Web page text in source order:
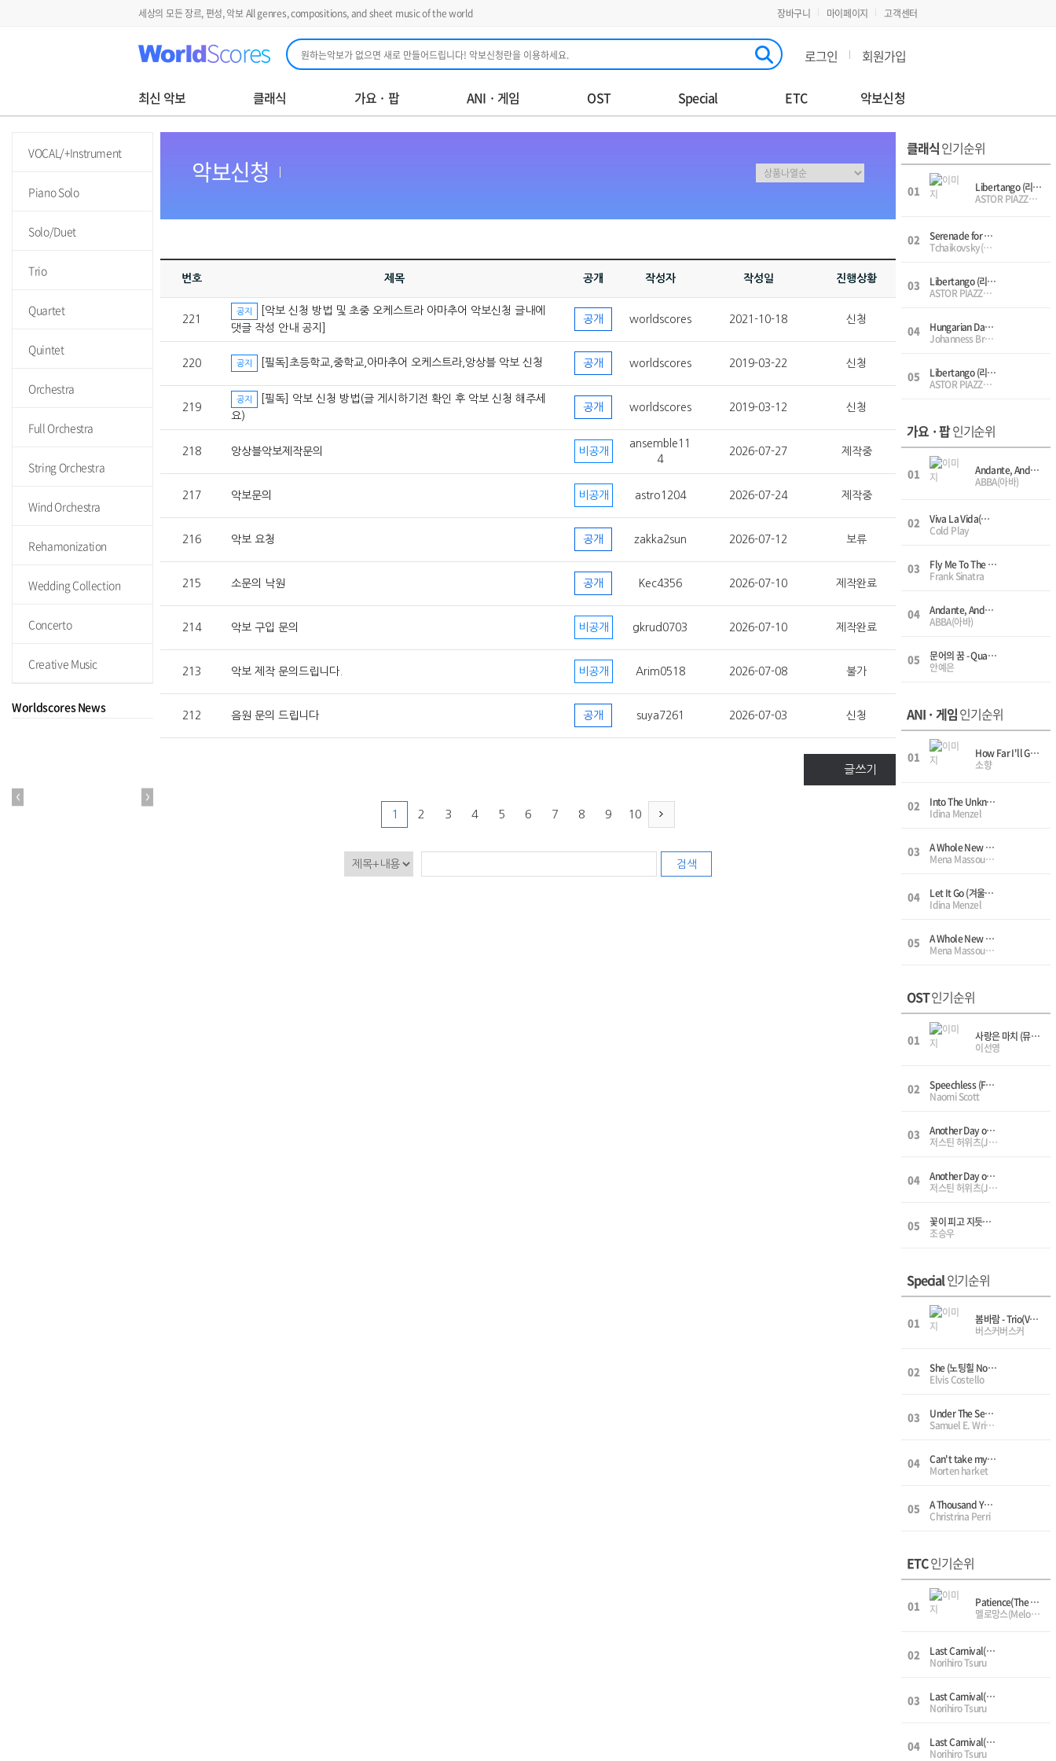
세상의 모든 장르, 편성, 악보 All genres, compositions, and sheet music of the world 장바구니 마이페이지 고객센터
로그인 회원가입
최신 악보 클래식 가요 · 팝 ANI · 게임 OST Special ETC 악보신청
악보신청
번호 제목 공개 작성자 작성일 진행상황
221
공지
[악보 신청 방법 및 초중 오케스트라 아마추어 악보신청 글내에
댓글 작성 안내 공지]
공개 worldscores 2021-10-18 신청
220 공지 [필독]초등학교,중학교,아마추어 오케스트라,앙상블 악보 신청 공개 worldscores 2019-03-22 신청
219
공지
[필독] 악보 신청 방법(글 게시하기전 확인 후 악보 신청 해주세
요)
공개 worldscores 2019-03-12 신청
218 앙상블악보제작문의 비공개
ansemble11
4
2026-07-27 제작중
217 악보문의 비공개 astro1204 2026-07-24 제작중
216 악보 요청 공개 zakka2sun 2026-07-12 보류
215 소문의 낙원 공개 Kec4356 2026-07-10 제작완료
214 악보 구입 문의 비공개 gkrud0703 2026-07-10 제작완료
213 악보 제작 문의드립니다. 비공개 Arim0518 2026-07-08 불가
212 음원 문의 드립니다 공개 suya7261 2026-07-03 신청
글쓰기
1 2 3 4 5 6 7 8 9 10
검색
VOCAL/+Instrument
Piano Solo
Solo/Duet
Trio
Quartet
Quintet
Orchestra
Full Orchestra
String Orchestra
Wind Orchestra
Rehamonization
Wedding Collection
Concerto
Creative Music
Worldscores News
클래식인기순위
01
Libertango (리베르 탱고) - Trio(Vn,Vc,Pf), 3중주(바이올린,첼로,피아노)
ASTOR PIAZZOLLA(아스토르 피아졸라)
02
Serenade for Strings OP.48 II Waltz(왈츠) - String Orchestra(Vn, Vn, Va, Vc, Db)
Tchaikovsky(차이코프스키)
03
Libertango (리베르 탱고) - Solo(Vc,Pf), 솔로(첼로,피아노)
ASTOR PIAZZOLLA(아스토르 피아졸라)
04
Hungarian Dance No.5(헝가리 무곡 5번) - Solo(Vn,Pf), 솔로(바이올린,피아노)
Johanness Brahms(요하네스 브람스)
05
Libertango (리베르 탱고) - Solo(Vn,Pf), 솔로(바이올린,피아노)
ASTOR PIAZZOLLA(아스토르 피아졸라)
가요 · 팝인기순위
01
Andante, Andante(안단테) - Solo(Vn,Vc,Pf)
ABBA(아바)
02
Viva La Vida(비바라비다) - Quartet(Vn,Vn,Va,Vc), 현악4중주(바이올린 1,2, 비올라, 첼로)
Cold Play
03
Fly Me To The Moon - Trio(Vn,Vc,Pf), 3중주(바이올린,첼로,피아노)
Frank Sinatra
04
Andante, Andante(안단테) - Solo(Vn,Pf)
ABBA(아바)
05
문어의 꿈 - Quartet(Vn,Vn,Va,Vc), 현악4중주(바이올린1,2,비올라,첼로)
안예은
ANI · 게임인기순위
01
How Far I'll Go(언젠가 떠날거야 - 모아나 OST, 디즈니OST(Disney OST)) - Women's 3Chorus (여성3부합창 - 소프라노,메조소프라노,알토)
소향
02
Into The Unknown(숨겨진 세상), (겨울왕국2 OST(Frozen 2), 디즈니OST(Disney OST)) - Solo(Vocal,Pf) 솔로(보컬,피아노)
Idina Menzel
03
A Whole New World (Aladdin OST 알라딘 OST, 디즈니OST(Disney OST)) - Solo(Vn,Pf), 솔로(바이올린,피아노)
Mena Massoud, Naomi Scott
04
Let It Go (겨울왕국 OST) - Trio(Vn,Vc,Pf), 3중주(바이올린,첼로,피아노)
Idina Menzel
05
A Whole New World (Aladdin OST 알라딘 OST, 디즈니OST(Disney OST)) - Trio(Vn,Vc,Pf), 3중주(바이올린,첼로,피아노)
Mena Massoud, Naomi Scott
OST인기순위
01
사랑은 마치 (뮤지컬 - Solo(Vocal,Piano), 솔로(보컬,피아노)
이선영
02
Speechless (Full) (Aladdin OST 알라딘 OST, 디즈니OST(Disney OST)) - Solo(Vn,Pf), 솔로(바이올린,피아노)
Naomi Scott
03
Another Day of Sun(라라랜드 OST) - Trio(Vn,Vc,Pf)
저스틴 허위츠(Justin Hurwitz)
04
Another Day of Sun(라라랜드 OST) - Quartet(Vn,Vn,Va,Vc)
저스틴 허위츠(Justin Hurwitz)
05
꽃이 피고 지듯이 (사도 OST) - Solo(Vn,Pf), 솔로(바이올린,피아노)
조승우
Special인기순위
01
봄바람 - Trio(Vn,Vc,Pf), 3중주(바이올린,첼로,피아노)
버스커버스커
02
She (노팅힐 Notting Hill - OST) - Trio(Vn,Vc,Pf), 3중주(바이올린,첼로,피아노), 웨딩컬렉션(신부입장)
Elvis Costello
03
Under The Sea(인어공주 OST, The Little Mermaid 디즈니OST(DIsney OST)) - String Orchestra(Vn, Vn, Va, Vc, Db), 현악오케스트라(바이올린1,2,비올라,첼로,더블베이스)
Samuel E. Wright
04
Can't take my eyes off you - String Orchestra(Vn, Vn, Va, Vc ,Db), 현악오케스트라(바이올린1,2,비올라,첼로,더블베이스)
Morten harket
05
A Thousand Years (Twilight Breaking Dawn OST, 트와일라잇 브레이킹던 OST) - Trio(Vn,Vc,Pf), 3중주(바이올린,첼로,피아노)
Christrina Perri
ETC인기순위
01
Patience(The Fairy Tale) - Piano Solo
멜로망스(MeloMance)
02
Last Carnival(라스트 카니발) - Trio(Vn,Vc,Pf), 3중주(바이올린,첼로,피아노)
Norihiro Tsuru
03
Last Carnival(라스트 카니발) - Quartet(Fl,Vn,Vc,Pf), 4중주(플룻,바이올린,첼로,피아노)
Norihiro Tsuru
04
Last Carnival(라스트 카니발) - Solo(Vn,Pf), 솔로(바이올린,피아노)
Norihiro Tsuru